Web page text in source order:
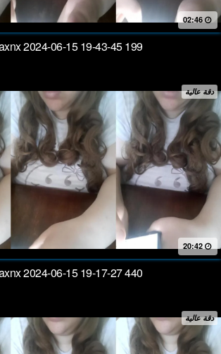
02:46
2024-06-15 19-43-45 199
دقة عالية
20:42
2024-06-15 19-17-27 440
دقة عالية